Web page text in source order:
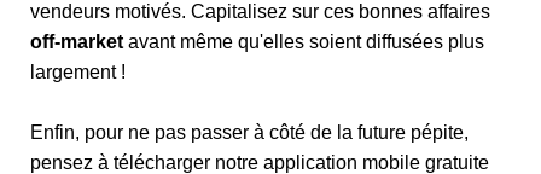
vendeurs motivés. Capitalisez sur ces bonnes affaires
off-market avant même qu'elles soient diffusées plus
largement !
Enfin, pour ne pas passer à côté de la future pépite,
pensez à télécharger notre application mobile gratuite